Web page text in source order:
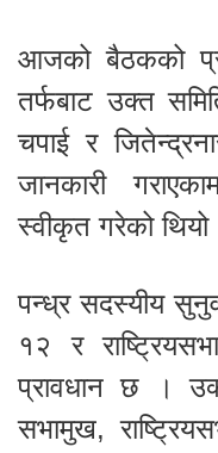
आजको बैठकको
तर्फबाट उक्त
चपाई र
जानकारी
स्वीकृत गरेको थियो
पन्ध्र सदस्यीय
१२ र
प्रावधान छ ।
सभामुख,